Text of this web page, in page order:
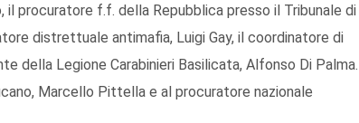
il procuratore f.f. della Repubblica presso il Tribunale di
distrettuale antimafia, Luigi Gay, il coordinatore di
della Legione Carabinieri Basilicata, Alfonso Di Palma.
Marcello Pittella e al procuratore nazionale